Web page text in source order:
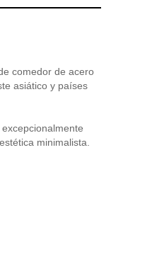
comedor de acero
asiático y países
minimalista.